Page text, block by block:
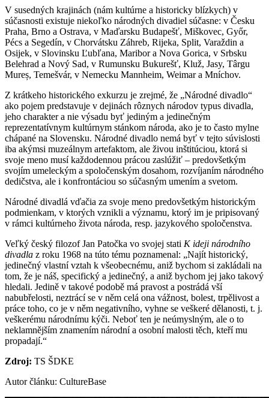
V susedných krajinách (nám kultúrne a historicky blízkych) v
súčasnosti existuje niekoľko národných divadiel súčasne: v Česku
Praha, Brno a Ostrava, v Maďarsku Budapešť, Miškovec, Győr,
Pécs a Segedín, v Chorvátsku Záhreb, Rijeka, Split, Varaždin a
Osijek, v Slovinsku Ľubľana, Maribor a Nova Gorica, v Srbsku
Belehrad a Nový Sad, v Rumunsku Bukurešť, Kluž, Jasy, Târgu
Mureș, Temešvár, v Nemecku Mannheim, Weimar a Mníchov.
Z krátkeho historického exkurzu je zrejmé, že „Národné divadlo“
ako pojem predstavuje v dejinách rôznych národov typus divadla,
jeho charakter a nie výsadu byť jediným a jedinečným
reprezentatívnym kultúrnym stánkom národa, ako je to často mylne
chápané na Slovensku. Národné divadlo nemá byť v tejto súvislosti
iba akýmsi muzeálnym artefaktom, ale živou inštitúciou, ktorá si
svoje meno musí každodennou prácou zaslúžiť – predovšetkým
svojím umeleckým a spoločenským dosahom, rozvíjaním národného
dedičstva, ale i konfrontáciou so súčasným umením a svetom.
Národné divadlá vďačia za svoje meno predovšetkým historickým
podmienkam, v ktorých vznikli a významu, ktorý im je pripisovaný
v rámci kultúrneho života národa, resp. jazykového spoločenstva.
Veľký český filozof Jan Patočka vo svojej stati K ideji národního
divadla z roku 1968 na túto tému poznamenal: „Najít historický,
jedinečný vlastní vztah k všeobecnému, aniž bychom si zakládali na
tom, že je náš, specifický a jedinečný, a aniž bychom jej jako takový
hledali. Jedině v takové podobě má pravost a postrádá vší
nabubřelosti, neztrácí se v něm celá ona vážnost, bolest, trpělivost a
práce toho, co je v něm negativního, vyhne se veškeré dělanosti, t. j.
veškerému národnímu kýči. Neboť ten je neúmyslným, ale o to
neklamnějším znamením národní a osobní malosti těch, kteří mu
propadají.“
Zdroj: TS ŠDKE
Autor článku: CultureBase